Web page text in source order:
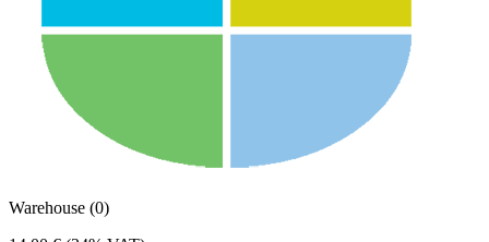
Warehouse (0)